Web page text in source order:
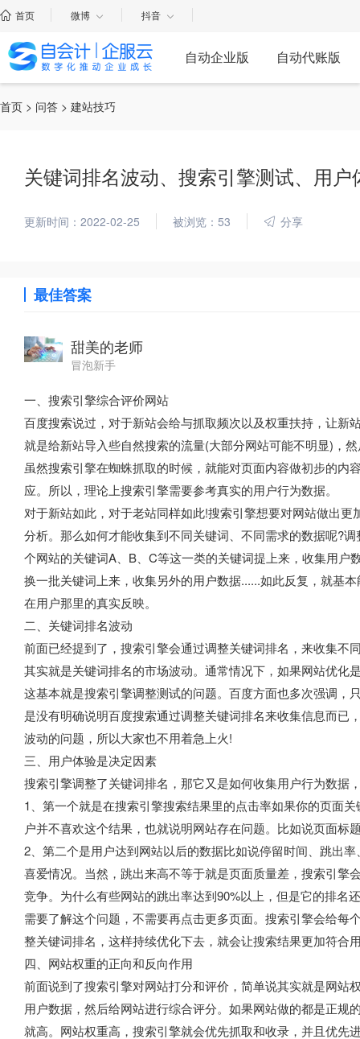
首页 微博 抖音
自动企业版 自动代账版
首页 > 问答 > 建站技巧
关键词排名波动、搜索引擎测试、用
更新时间：2022-02-25 被浏览：53 分享
最佳答案
甜美的老师
冒泡新手
一、搜索引擎综合评价网站
百度搜索说过，对于新站会给与抓取频次以及权重扶持，让
就是给新站导入些自然搜索的流量(大部分网站可能不明显)，
虽然搜索引擎在蜘蛛抓取的时候，就能对页面内容做初步的
应。所以，理论上搜索引擎需要参考真实的用户行为数据。
对于新站如此，对于老站同样如此!搜索引擎想要对网站做出
分析。那么如何才能收集到不同关键词、不同需求的数据呢?
个网站的关键词A、B、C等这一类的关键词提上来，收集用
换一批关键词上来，收集另外的用户数据......如此反复，就基
在用户那里的真实反映。
二、关键词排名波动
前面已经提到了，搜索引擎会通过调整关键词排名，来收集
其实就是关键词排名的市场波动。通常情况下，如果网站优
这基本就是搜索引擎调整测试的问题。百度方面也多次强调，
是没有明确说明百度搜索通过调整关键词排名来收集信息而
波动的问题，所以大家也不用着急上火!
三、用户体验是决定因素
搜索引擎调整了关键词排名，那它又是如何收集用户行为数据
1、第一个就是在搜索引擎搜索结果里的点击率如果你的页面
户并不喜欢这个结果，也就说明网站存在问题。比如说页面标
2、第二个是用户达到网站以后的数据比如说停留时间、跳出
喜爱情况。当然，跳出来高不等于就是页面质量差，搜索引
竞争。为什么有些网站的跳出率达到90%以上，但是它的排名
需要了解这个问题，不需要再点击更多页面。搜索引擎会给
整关键词排名，这样持续优化下去，就会让搜索结果更加符合
四、网站权重的正向和反向作用
前面说到了搜索引擎对网站打分和评价，简单说其实就是网站
用户数据，然后给网站进行综合评分。如果网站做的都是正
就高。网站权重高，搜索引擎就会优先抓取和收录，并且优